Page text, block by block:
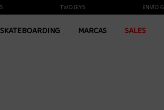
TWOJEYS ENVÍO
SKATEBOARDING MARCAS SALES